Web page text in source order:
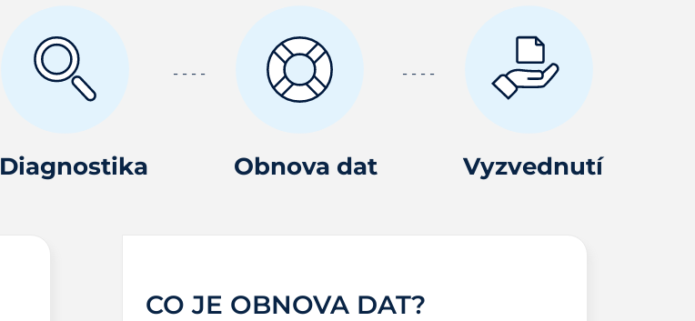
Diagnostika Obnova dat Vyzvednutí
CO JE OBNOVA DAT?